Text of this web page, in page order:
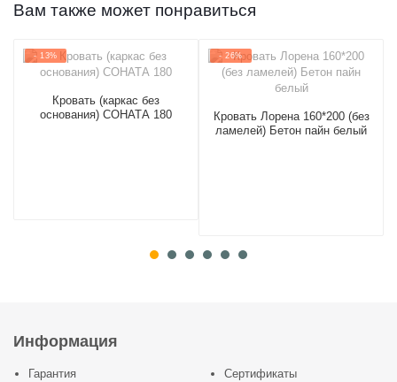
потребностей покупателя
и оплачивается дополнительно.
Вам также может понравиться
- 13%
Кровать (каркас без
основания) СОНАТА 180
- 26%
Кровать Лорена 160*200 (без
ламелей) Бетон пайн белый
Информация
Гарантия
Сертификаты